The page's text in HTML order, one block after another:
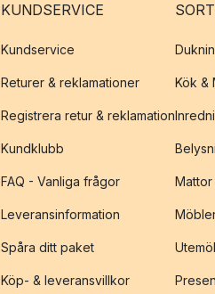
KUNDSERVICE
Kundservice
Returer & reklamationer
Registrera retur & reklamation
Kundklubb
FAQ - Vanliga frågor
Leveransinformation
Spåra ditt paket
Köp- & leveransvillkor
Kök &
Mattor